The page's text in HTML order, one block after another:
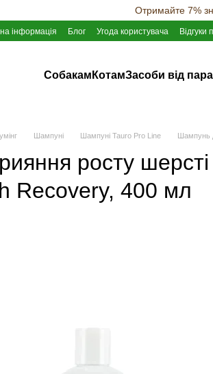
Отримайте 7%
інформація Блог Угода користувача Відгуки
Собакам КотамЗасоби від
Шампуні Шампуні Tauro Pro Line Шампунь
росту шерсті
Recovery, 400 мл